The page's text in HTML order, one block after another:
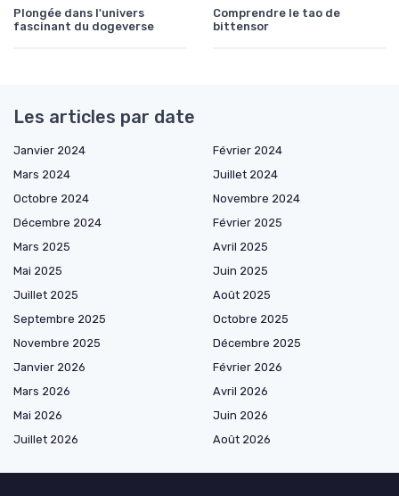
Plongée dans l'univers
fascinant du dogeverse
Comprendre le tao de
bittensor
Les articles par date
Janvier 2024
Février 2024
Mars 2024
Juillet 2024
Octobre 2024
Novembre 2024
Décembre 2024
Février 2025
Mars 2025
Avril 2025
Mai 2025
Juin 2025
Juillet 2025
Août 2025
Septembre 2025
Octobre 2025
Novembre 2025
Décembre 2025
Janvier 2026
Février 2026
Mars 2026
Avril 2026
Mai 2026
Juin 2026
Juillet 2026
Août 2026